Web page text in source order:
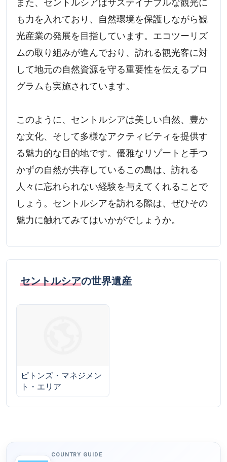
また、セントルシアはサステイナブルな観光に
も力を入れており、自然環境を保護しながら観
光産業の発展を目指しています。エコツーリズ
ムの取り組みが進んでおり、訪れる観光客に対
して地元の自然資源を守る重要性を伝えるプロ
グラムも実施されています。
このように、セントルシアは美しい自然、豊か
な文化、そして多様なアクティビティを提供す
る魅力的な目的地です。優雅なリゾートと手つ
かずの自然が共存しているこの島は、訪れる
人々に忘れられない経験を与えてくれることで
しょう。セントルシアを訪れる際は、ぜひその
魅力に触れてみてはいかがでしょうか。
セントルシアの世界遺産
ピトンズ・マネジメン
ト・エリア
COUNTRY GUIDE